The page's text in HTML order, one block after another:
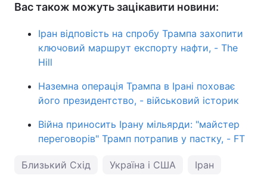
Вас також можуть зацікавити новини:
Іран відповість на спробу Трампа захопити
ключовий маршрут експорту нафти, - The
Hill
Наземна операція Трампа в Ірані поховає
його президентство, - військовий історик
Війна приносить Ірану мільярди: "майстер
переговорів" Трамп потрапив у пастку, - FT
Близький Схід Україна і США Іран